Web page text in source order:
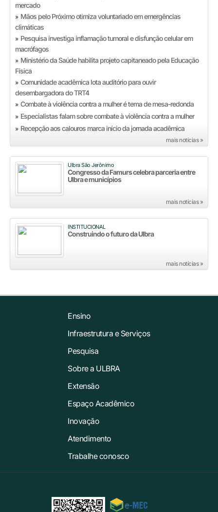
mercado
» Mãos pelo Próximo otimiza voluntariado em emergências
climáticas
» Pesquisa investiga inflamação tumoral e disfunção celular em
macrófagos
» Ministério da Saúde habilita projeto capitaneado pela Educação
Física
» Comunidade acadêmica lota auditório para ouvir
desembargadora do TRT4
» Combate à violência contra a mulher é tema de mesa-redonda
» Especialistas falam sobre combate à violência contra a mulher
» Recepção aos calouros marca início da jornada acadêmica
mais notícias »
Ulbra São Jerônimo
Congresso da Famurs celebra parceria entre
Ulbra e municípios
mais notícias »
INSTITUCIONAL
Construindo o futuro da Ulbra
mais notícias »
Ensino
Infraestrutura e Serviços
Pesquisa
Sobre a ULBRA
Extensão
Espaço Acadêmico
Inovação
Atendimento
Trabalhe conosco